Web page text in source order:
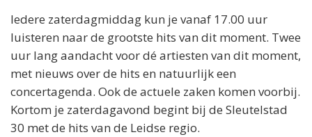
Iedere zaterdagmiddag kun je vanaf 17.00 uur
luisteren naar de grootste hits van dit moment. Twee
uur lang aandacht voor dé artiesten van dit moment,
met nieuws over de hits en natuurlijk een
concertagenda. Ook de actuele zaken komen voorbij.
Kortom je zaterdagavond begint bij de Sleutelstad
30 met de hits van de Leidse regio.